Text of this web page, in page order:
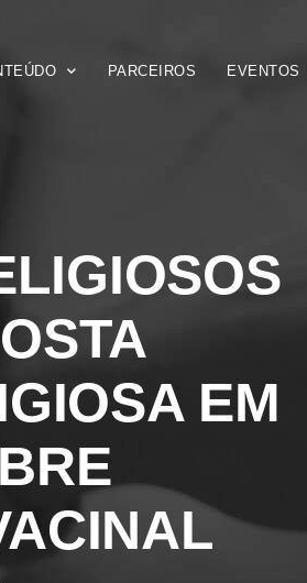
PARCEIROS EVENTOS
EM